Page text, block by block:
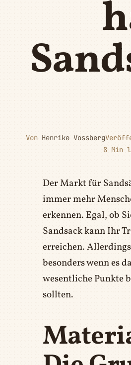
Von Henrike Vossberg
8 Min
Der Markt für
immer mehr
erkennen. Egal, ob
Sandsack kann Ihr
erreichen.
besonders wenn es
wesentliche Punkte
sollten.